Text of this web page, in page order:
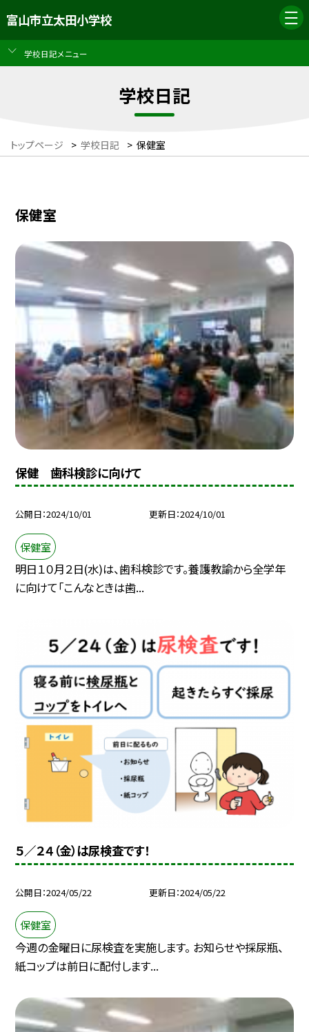
富山市立太田小学校
学校日記メニュー
学校日記
トップページ > 学校日記 > 保健室
保健室
保健 歯科検診に向けて
公開日 2024/10/01 更新日 2024/10/01
保健室
明日１０月２日(水)は、歯科検診です。養護教諭から全学年
に向けて「こんなときは歯...
５／２４（金）は尿検査です！
公開日 2024/05/22 更新日 2024/05/22
保健室
今週の金曜日に尿検査を実施します。 お知らせや採尿瓶、
紙コップは前日に配付します...